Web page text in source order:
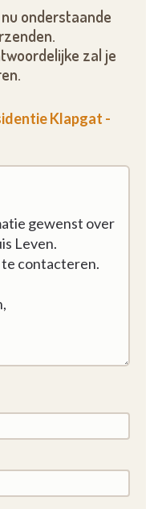
onderstaande
zal je
Klapgat -